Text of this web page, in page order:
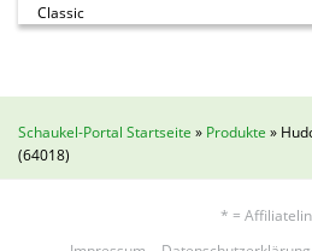
Schaukel-Portal Startseite » Produkte »
(64018)
* =